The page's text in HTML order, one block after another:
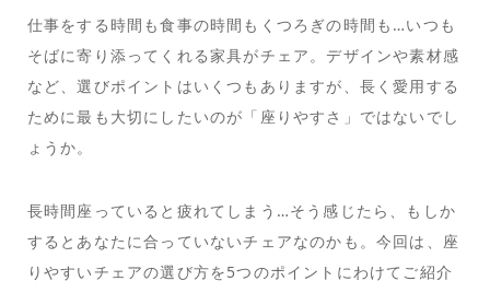
仕事をする時間も食事の時間もくつろぎの時間も…いつも
そばに寄り添ってくれる家具がチェア。デザインや素材感
など、選びポイントはいくつもありますが、長く愛用する
ために最も大切にしたいのが「座りやすさ」ではないでし
ょうか。
長時間座っていると疲れてしまう…そう感じたら、もしか
するとあなたに合っていないチェアなのかも。今回は、座
りやすいチェアの選び方を5つのポイントにわけてご紹介